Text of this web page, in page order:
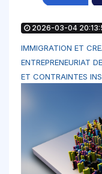
2026-03-04
IMMIGRATION ET
ENTREPRENEURIAT
ET CONTRAINTES